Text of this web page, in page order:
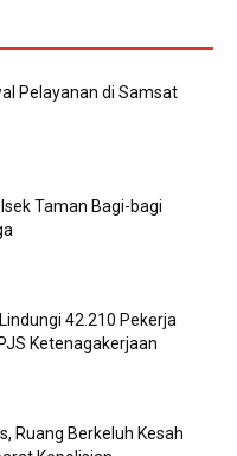
Pelayanan di Samsat
Taman Bagi-bagi
42.210 Pekerja
Ketenagakerjaan
Ruang Berkeluh Kesah